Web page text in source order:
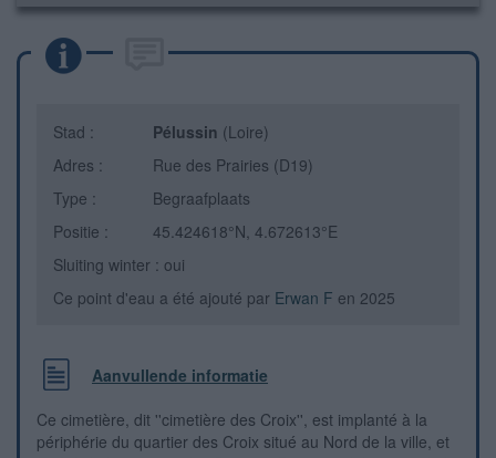
Stad : Pélussin (Loire)
Adres :
Rue des Prairies (D19)
Type :
Begraafplaats
Positie :
45.424618°N, 4.672613°E
Sluiting winter : oui
Ce point d'eau a été ajouté par Erwan F en 2025
Aanvullende informatie
Ce cimetière, dit ''cimetière des Croix'', est implanté à la
périphérie du quartier des Croix situé au Nord de la ville, et